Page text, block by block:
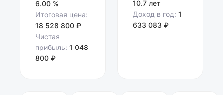
6.00 %
Итоговая цена:
18 528 800 ₽
Чистая
прибыль: 1 048
800 ₽
10.7 лет
Доход в год: 1
633 083 ₽